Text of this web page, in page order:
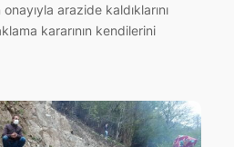
arazide kaldıklarını
kararının kendilerini